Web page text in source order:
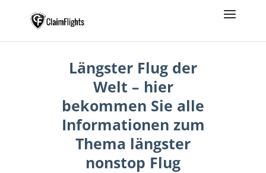
Längster Flug der
Welt – hier
bekommen Sie alle
Informationen zum
Thema längster
nonstop Flug